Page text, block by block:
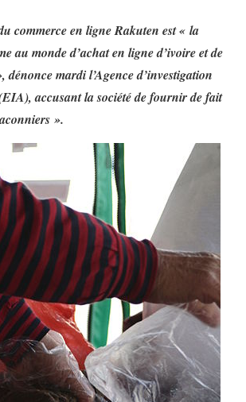
commerce en ligne Rakuten est « la
au monde d’achat en ligne d’ivoire et de
dénonce mardi l’Agence d’investigation
accusant la société de fournir de fait
».